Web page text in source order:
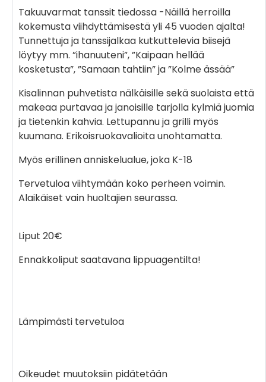
Takuuvarmat tanssit tiedossa -Näillä herroilla
kokemusta viihdyttämisestä yli 45 vuoden ajalta!
Tunnettuja ja tanssijalkaa kutkuttelevia biisejä
löytyy mm. ”ihanuuteni”, ”Kaipaan hellää
kosketusta”, ”Samaan tahtiin” ja ”Kolme ässää”
Kisalinnan puhvetista nälkäisille sekä suolaista että
makeaa purtavaa ja janoisille tarjolla kylmiä juomia
ja tietenkin kahvia. Lettupannu ja grilli myös
kuumana. Erikoisruokavalioita unohtamatta.
Myös erillinen anniskelualue, joka K-18
Tervetuloa viihtymään koko perheen voimin.
Alaikäiset vain huoltajien seurassa.
Liput 20€
Ennakkoliput saatavana lippuagentilta!
Lämpimästi tervetuloa
Oikeudet muutoksiin pidätetään